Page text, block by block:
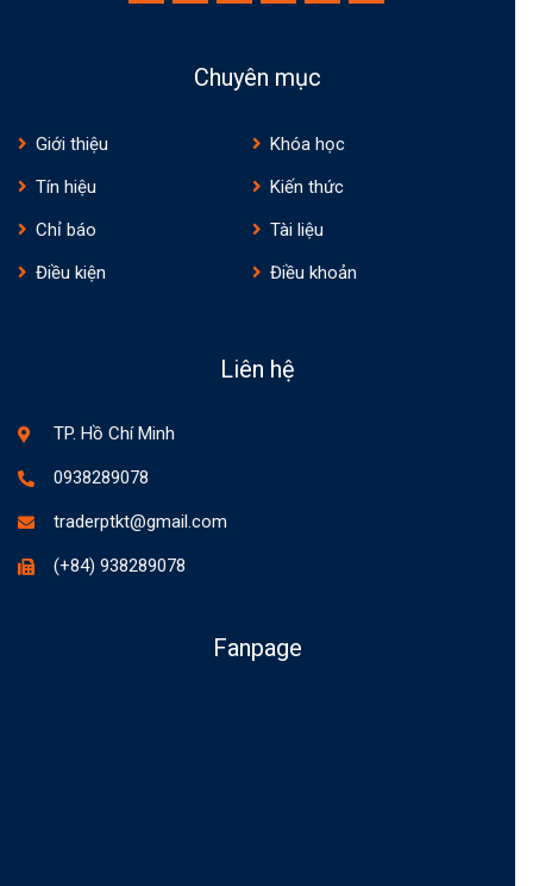
Chuyên mục
Giới thiệu
Khóa học
Tín hiệu
Kiến thức
Chỉ báo
Tài liệu
Điều kiện
Điều khoản
Liên hệ
TP. Hồ Chí Minh
0938289078
traderptkt@gmail.com
(+84) 938289078
Fanpage